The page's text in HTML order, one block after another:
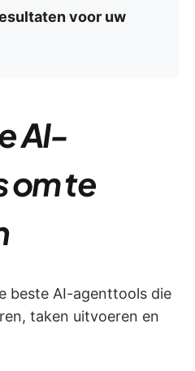
voor uw
AI-
om te
beste AI-agenttools die
taken uitvoeren en